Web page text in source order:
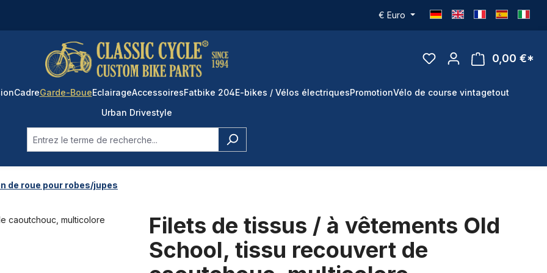
€ Euro
0,00 €*
CadreGarde-BoueEclairageAccessoiresFatbike 204E-bikes / Vélos électriquesPromotionVélo de course vintagetout
Urban Drivestyle
de roue pour robes/jupes
Filets de tissus / à vêtements Old
School, tissu recouvert de